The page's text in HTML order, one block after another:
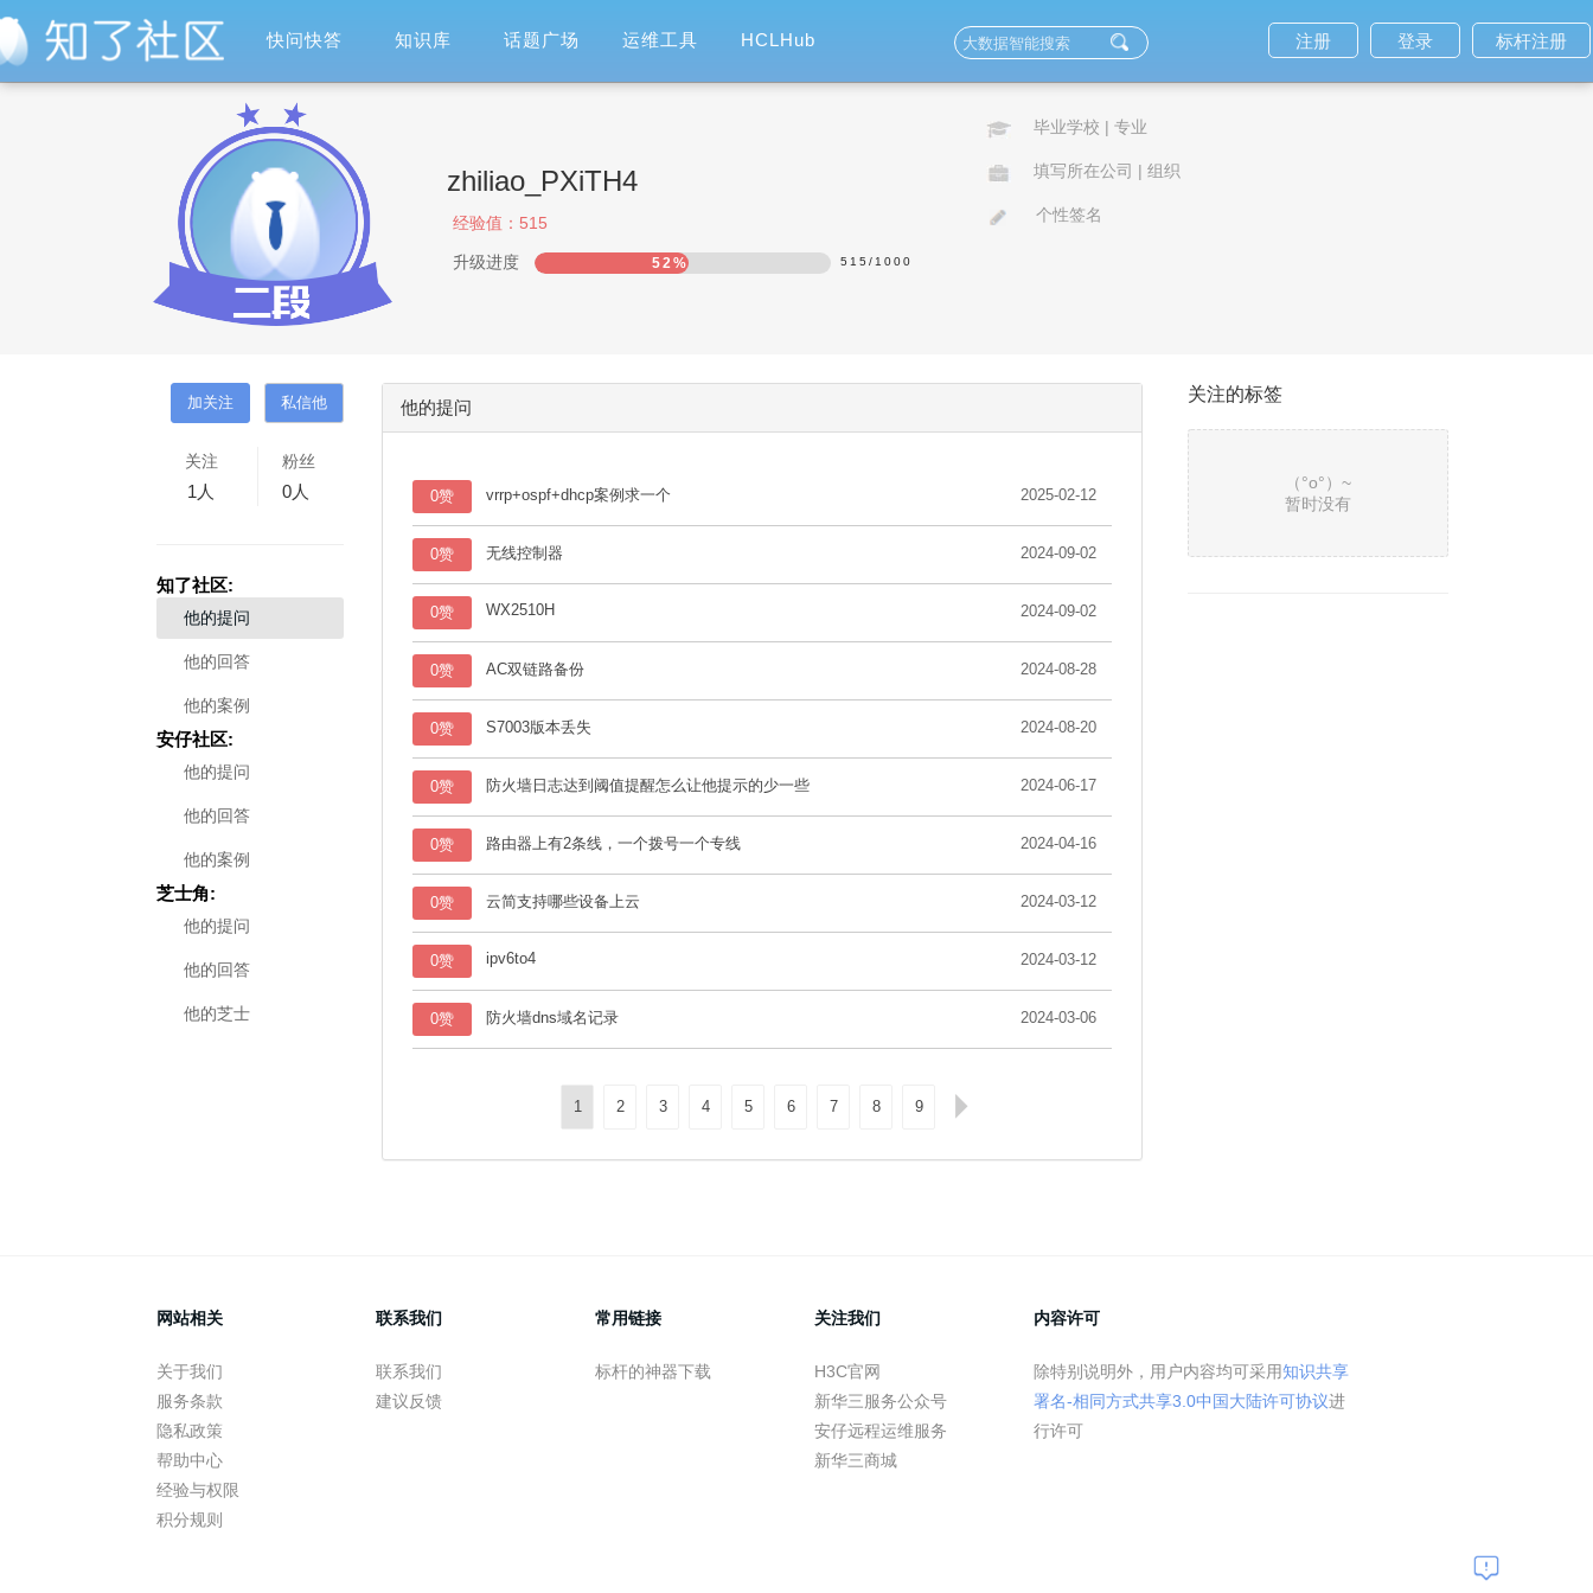
快问快答 知识库 话题广场 运维工具 HCLHub 标杆注册
登录
注册
zhiliao_PXiTH4
经验值： 515
升级进度 52% 515 / 1000
毕业学校 | 专业
填写所在公司 | 组织
个性签名
关注
1 人
粉丝
0人
知了社区:
他的提问
他的回答
他的案例
安仔社区:
他的提问
他的回答
他的案例
芝士角:
他的提问
他的回答
他的芝士
他的提问
0赞 vrrp+ospf+dhcp案例求一个 2025-02-12
0赞 无线控制器 2024-09-02
0赞 WX2510H 2024-09-02
0赞 AC双链路备份 2024-08-28
0赞 S7003版本丢失 2024-08-20
0赞 防火墙日志达到阈值提醒怎么让他提示的少一些 2024-06-17
0赞 路由器上有2条线，一个拨号一个专线 2024-04-16
0赞 云简支持哪些设备上云 2024-03-12
0赞 ipv6to4 2024-03-12
0赞 防火墙dns域名记录 2024-03-06
1 2 3 4 5 6 7 8 9
关注的标签
（°ο°）~
暂时没有
网站相关
关于我们
服务条款
隐私政策
帮助中心
经验与权限
积分规则
联系我们
联系我们
建议反馈
常用链接
标杆的神器下载
关注我们
H3C官网
新华三服务公众号
安仔远程运维服务
新华三商城
内容许可
除特别说明外，用户内容均可采用知识共享
署名-相同方式共享3.0中国大陆许可协议进
行许可